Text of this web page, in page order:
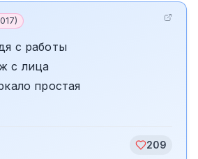
)
с работы
с лица
простая
209